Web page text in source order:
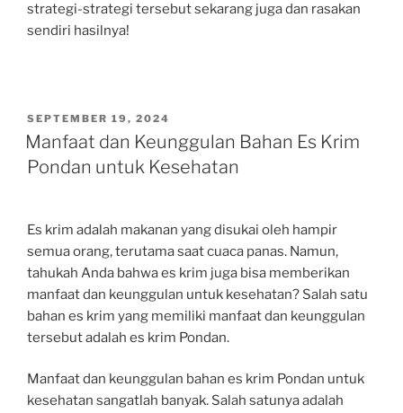
strategi-strategi tersebut sekarang juga dan rasakan
sendiri hasilnya!
POSTED
ON
SEPTEMBER 19, 2024
Manfaat dan Keunggulan Bahan Es Krim
Pondan untuk Kesehatan
Es krim adalah makanan yang disukai oleh hampir
semua orang, terutama saat cuaca panas. Namun,
tahukah Anda bahwa es krim juga bisa memberikan
manfaat dan keunggulan untuk kesehatan? Salah satu
bahan es krim yang memiliki manfaat dan keunggulan
tersebut adalah es krim Pondan.
Manfaat dan keunggulan bahan es krim Pondan untuk
kesehatan sangatlah banyak. Salah satunya adalah